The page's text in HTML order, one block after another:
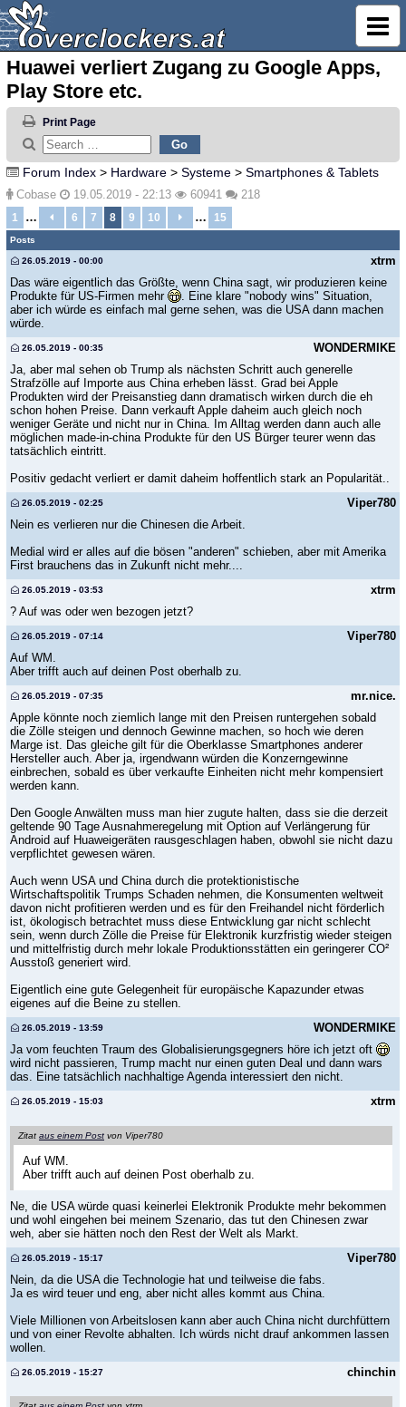
Huawei verliert Zugang zu Google Apps,
Play Store etc.
Print Page
Forum Index > Hardware > Systeme > Smartphones & Tablets
Cobase 19.05.2019 - 22:13 60941 218
1 … 6 7 8 9 10 … 15
Posts
xtrm
26.05.2019 - 00:00
Das wäre eigentlich das Größte, wenn China sagt, wir produzieren keine
Produkte für US-Firmen mehr
. Eine klare "nobody wins" Situation,
aber ich würde es einfach mal gerne sehen, was die USA dann machen
würde.
WONDERMIKE
26.05.2019 - 00:35
Ja, aber mal sehen ob Trump als nächsten Schritt auch generelle
Strafzölle auf Importe aus China erheben lässt. Grad bei Apple
Produkten wird der Preisanstieg dann dramatisch wirken durch die eh
schon hohen Preise. Dann verkauft Apple daheim auch gleich noch
weniger Geräte und nicht nur in China. Im Alltag werden dann auch alle
möglichen made-in-china Produkte für den US Bürger teurer wenn das
tatsächlich eintritt.
Positiv gedacht verliert er damit daheim hoffentlich stark an Popularität..
Viper780
26.05.2019 - 02:25
Nein es verlieren nur die Chinesen die Arbeit.
Medial wird er alles auf die bösen "anderen" schieben, aber mit Amerika
First brauchens das in Zukunft nicht mehr....
xtrm
26.05.2019 - 03:53
? Auf was oder wen bezogen jetzt?
Viper780
26.05.2019 - 07:14
Auf WM.
Aber trifft auch auf deinen Post oberhalb zu.
mr.nice.
26.05.2019 - 07:35
Apple könnte noch ziemlich lange mit den Preisen runtergehen sobald
die Zölle steigen und dennoch Gewinne machen, so hoch wie deren
Marge ist. Das gleiche gilt für die Oberklasse Smartphones anderer
Hersteller auch. Aber ja, irgendwann würden die Konzerngewinne
einbrechen, sobald es über verkaufte Einheiten nicht mehr kompensiert
werden kann.
Den Google Anwälten muss man hier zugute halten, dass sie die derzeit
geltende 90 Tage Ausnahmeregelung mit Option auf Verlängerung für
Android auf Huaweigeräten rausgeschlagen haben, obwohl sie nicht dazu
verpflichtet gewesen wären.
Auch wenn USA und China durch die protektionistische
Wirtschaftspolitik Trumps Schaden nehmen, die Konsumenten weltweit
davon nicht profitieren werden und es für den Freihandel nicht förderlich
ist, ökologisch betrachtet muss diese Entwicklung gar nicht schlecht
sein, wenn durch Zölle die Preise für Elektronik kurzfristig wieder steigen
und mittelfristig durch mehr lokale Produktionsstätten ein geringerer CO²
Ausstoß generiert wird.
Eigentlich eine gute Gelegenheit für europäische Kapazunder etwas
eigenes auf die Beine zu stellen.
WONDERMIKE
26.05.2019 - 13:59
Ja vom feuchten Traum des Globalisierungsgegners höre ich jetzt oft
wird nicht passieren, Trump macht nur einen guten Deal und dann wars
das. Eine tatsächlich nachhaltige Agenda interessiert den nicht.
xtrm
26.05.2019 - 15:03
Zitat aus einem Post von Viper780
Auf WM.
Aber trifft auch auf deinen Post oberhalb zu.
Ne, die USA würde quasi keinerlei Elektronik Produkte mehr bekommen
und wohl eingehen bei meinem Szenario, das tut den Chinesen zwar
weh, aber sie hätten noch den Rest der Welt als Markt.
Viper780
26.05.2019 - 15:17
Nein, da die USA die Technologie hat und teilweise die fabs.
Ja es wird teuer und eng, aber nicht alles kommt aus China.
Viele Millionen von Arbeitslosen kann aber auch China nicht durchfüttern
und von einer Revolte abhalten. Ich würds nicht drauf ankommen lassen
wollen.
chinchin
26.05.2019 - 15:27